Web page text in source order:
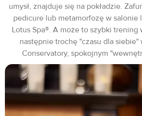
umysł, znajduje się na pokładzie.
pedicure lub metamorfozę w salonie
Lotus Spa®. A może to szybki trening
następnie trochę "czasu dla
Conservatory, spokojnym